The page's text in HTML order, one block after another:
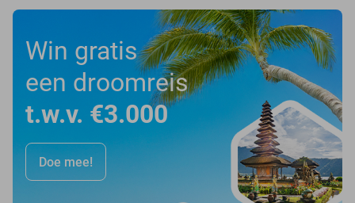
Win gratis
een droomreis
t.w.v. €3.000
Doe mee!